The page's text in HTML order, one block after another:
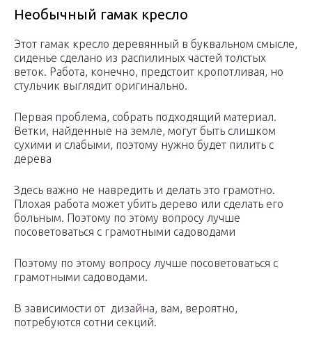
Необычный гамак кресло
Этот гамак кресло деревянный в буквальном смысле,
сиденье сделано из распилиных частей толстых
веток. Работа, конечно, предстоит кропотливая, но
стульчик выглядит оригинально.
Первая проблема, собрать подходящий материал.
Ветки, найденные на земле, могут быть слишком
сухими и слабыми, поэтому нужно будет пилить с
дерева
Здесь важно не навредить и делать это грамотно.
Плохая работа может убить дерево или сделать его
больным. Поэтому по этому вопросу лучше
посоветоваться с грамотными садоводами
Поэтому по этому вопросу лучше посоветоваться с
грамотными садоводами.
В зависимости от дизайна, вам, вероятно,
потребуются сотни секций.